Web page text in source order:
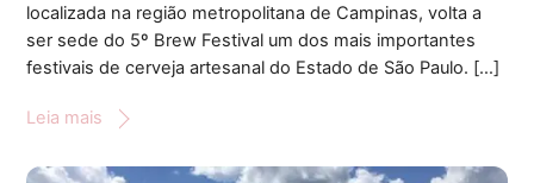
localizada na região metropolitana de Campinas, volta a
ser sede do 5º Brew Festival um dos mais importantes
festivais de cerveja artesanal do Estado de São Paulo. […]
Leia mais